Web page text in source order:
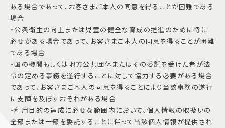
ある場合であって、お客さまご本人の同意を得ることが困難である
場合
・公衆衛生の向上または児童の健全な育成の推進のために特に
必要がある場合であって、お客さまご本人の同意を得ることが困難
である場合
・国の機関もしくは地方公共団体またはその委託を受けた者が法
令の定める事務を遂行することに対して協力する必要がある場合
であって、お客さまご本人の同意を得ることにより当該事務の遂行
に支障を及ぼすおそれがある場合
・利用目的の達成に必要な範囲内において、個人情報の取扱いの
全部または一部を委託することに伴って当該個人情報が提供され